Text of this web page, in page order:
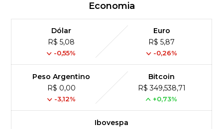
Economia
Dólar
R$ 5,08
-0,55%
Euro
R$ 5,87
-0,26%
Peso Argentino
R$ 0,00
-3,12%
Bitcoin
R$ 349,538,71
+0,73%
Ibovespa